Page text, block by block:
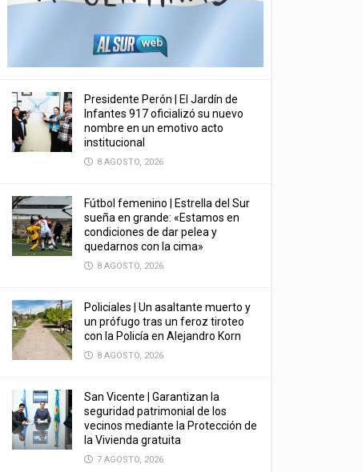
Presidente Perón | El Jardín de
Infantes 917 oficializó su nuevo
nombre en un emotivo acto
institucional
8 AGOSTO, 2026
Fútbol femenino | Estrella del Sur
sueña en grande: «Estamos en
condiciones de dar pelea y
quedarnos con la cima»
8 AGOSTO, 2026
Policiales | Un asaltante muerto y
un prófugo tras un feroz tiroteo
con la Policía en Alejandro Korn
8 AGOSTO, 2026
San Vicente | Garantizan la
seguridad patrimonial de los
vecinos mediante la Protección de
la Vivienda gratuita
7 AGOSTO, 2026